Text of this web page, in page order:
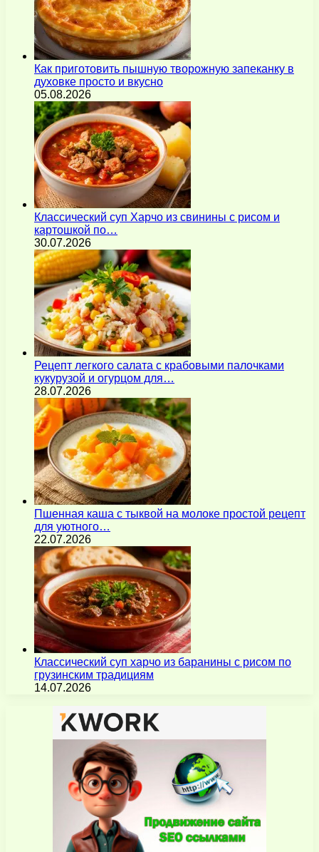
Как приготовить пышную творожную запеканку в
духовке просто и вкусно
05.08.2026
Классический суп Харчо из свинины с рисом и
картошкой по…
30.07.2026
Рецепт легкого салата с крабовыми палочками
кукурузой и огурцом для…
28.07.2026
Пшенная каша с тыквой на молоке простой рецепт
для уютного…
22.07.2026
Классический суп харчо из баранины с рисом по
грузинским традициям
14.07.2026